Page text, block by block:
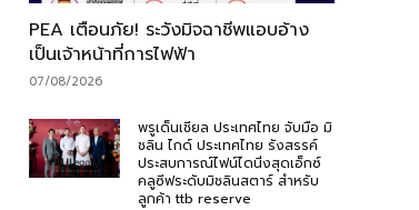
PEA เตือนภัย! ระวังมิจฉาชีพแอบอ้าง
เป็นเจ้าหน้าที่การไฟฟ้า
07/08/2026
พรูเด็นเชียล ประเทศไทย จับมือ มิ
ชลิน ไกด์ ประเทศไทย รังสรรค์
ประสบการณ์ไฟน์ไดนิ่งสุดเอ็กซ์
คลูซีฟระดับมิชลินสตาร์ สำหรับ
ลูกค้า ttb reserve